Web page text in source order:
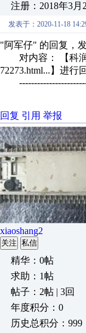
注册：2018年3月
发表于：2020-11-18
"阿军仔" 的回复，
对内容： 【科润
72273.html...】进行
回复 引用 举报
xiaoshang2
关注 私信
精华：0帖
求助：1帖
帖子：2帖 | 3回
年度积分：0
历史总积分：999